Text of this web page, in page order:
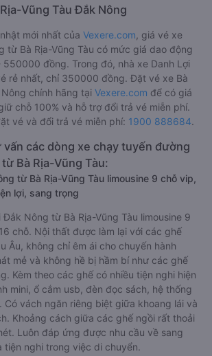
Vũng Tàu Đắk Nông
mới nhất của Vexere.com , giá vé xe
từ Bà Rịa-Vũng Tàu có mức giá dao động
đồng. Trong đó, nhà xe Danh Lợi
rẻ nhất, chỉ 350000 đồng. Đặt vé xe Bà
chính hãng tại Vexere.com để có giá
chỗ 100% và hỗ trợ đổi trả vé miễn phí.
vé và đổi trả vé miễn phí: 1900 888684.
các dòng xe chạy tuyến đường
Bà Rịa-Vũng Tàu:
từ Bà Rịa-Vũng Tàu limousine 9 chỗ vip,
lợi, sang trọng
Nông từ Bà Rịa-Vũng Tàu limousine 9
chỗ. Nội thất được làm lại với các ghế
Âu, không chỉ êm ái cho chuyến hành
mẻ và không hề bị hầm bí như các ghế
Kèm theo các ghế có nhiều tiện nghi hiện
mini, ổ cắm usb, đèn đọc sách, hệ thống
Có vách ngăn riêng biệt giữa khoang lái và
Khoảng cách giữa các ghế ngồi rất thoải
Luôn đáp ứng được nhu cầu về sang
tiện nghi trong việc di chuyển.